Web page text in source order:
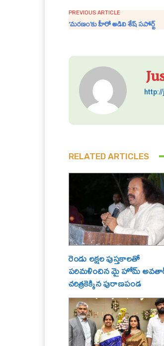
PREVIOUS ARTICLE
‘మరణం’కు హీరో అడివి శేష్ సపోర్ట్
RELATED ARTICLES
రెండు లక్షల పుస్తకాలతో
పరిమళించిన మై హోమ్
చరిత్రకెక్కిన పురాణపండ